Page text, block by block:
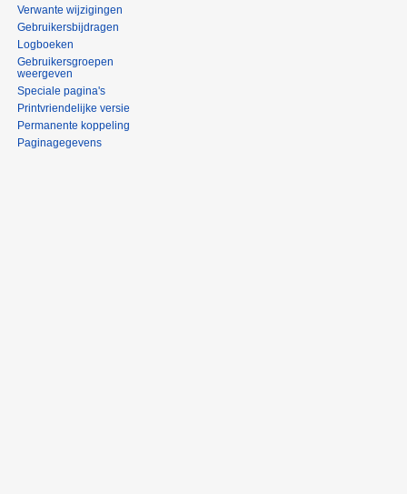
Verwante wijzigingen
Gebruikersbijdragen
Logboeken
Gebruikersgroepen
weergeven
Speciale pagina's
Printvriendelijke versie
Permanente koppeling
Paginagegevens